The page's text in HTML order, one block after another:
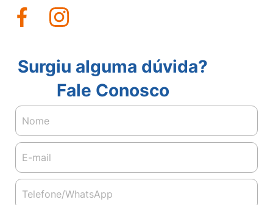
Surgiu alguma dúvida?
Fale Conosco